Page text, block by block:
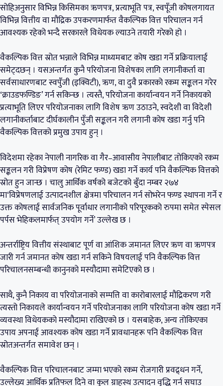
सोहिअनुसार विभिन्न किसिमका ऋणपत्र, प्रत्याभूति पत्र, स्वपूँजी कोषलगायत
विभिन्न वित्तीय वा मौद्रिक उपकरणमार्फत वैकल्पिक वित्त परिचालन गर्न
आवश्यक रहेको भन्दै सरकारले विधेयक ल्याउने तयारी गरेको हो ।
वैकल्पिक वित्त स्रोत भन्नाले विभिन्न माध्यमबाट कोष खडा गर्ने प्रक्रियालाई
समेट्दछन् । यसअन्तर्गत कुनै परियोजना विशेषका लागि लगानीकर्ता वा
सर्वसाधारणबाट स्वपुँजी (इक्विटी), ऋण, वा दुवै प्रकारको रकम सङ्कलन गरेर
‘क्राउडफण्डिङ’ गर्न सकिन्छ । त्यस्तै, परियोजना कार्यान्वयन गर्ने निकायको
प्रत्याभूति लिएर परियोजनाका लागि विशेष ऋण उठाउने, स्वदेशी वा विदेशी
लगानीकर्ताबाट दीर्घकालीन पुँजी सङ्कलन गरी लगानी कोष खडा गर्नु पनि
वैकल्पिक वित्तको प्रमुख उपाय हुन् ।
विदेशमा रहेका नेपाली नागरिक वा गैर–आवासीय नेपालीबाट तोकिएको रकम
सङ्कलन गरी विप्रेषण कोष (रेमिट फण्ड) खडा गर्ने कार्य पनि वैकल्पिक वित्तको
स्रोत हुन जान्छ । चालु आर्थिक वर्षको बजेटको बुँदा नम्बर २७४
मा‘विप्रेषणलाई उत्पादनशील क्षेत्रमा परिचालन गर्न सोभरेन फण्ड स्थापना गर्ने र
उक्त कोषलाई सार्वजनिक पूर्वाधार लगानीको परिपूरकको रुपमा समेत स्पेसल
पर्पस भेहिकलमार्फत् उपयोग गर्ने’ उल्लेख छ ।
अन्तर्राष्ट्रिय वित्तीय संस्थाबाट पूर्ण वा आंशिक जमानत लिएर ऋण वा ऋणपत्र
जारी गर्न जमानत कोष खडा गर्न सकिने विषयलाई पनि वैकल्पिक वित्त
परिचालनसम्बन्धी कानुनको मस्यौदामा समेटिएको छ ।
साथै, कुनै निकाय वा परियोजनाको सम्पत्ति वा कारोबारलाई मौद्रिकरण गरी
त्यस्तो निकायले कार्यान्वयन गर्ने परियोजनाका लागि परियोजना कोष खडा गर्ने
व्यवस्था विधेयकको मस्यौदामा राखिएको छ । यसबाहेक, अन्य तोकिएका
उपाय अपनाई आवश्यक कोष खडा गर्ने प्रावधानहरू पनि वैकल्पिक वित्त
स्रोतअन्तर्गत समावेश छन् ।
वैकल्पिक वित्त परिचालनबाट जम्मा भएको रकम रोजगारी प्रवद्र्धन गर्ने,
उल्लेख्य आर्थिक प्रतिफल दिने वा कुल ग्राहस्थ उत्पादन वृद्धि गर्न सघाउ